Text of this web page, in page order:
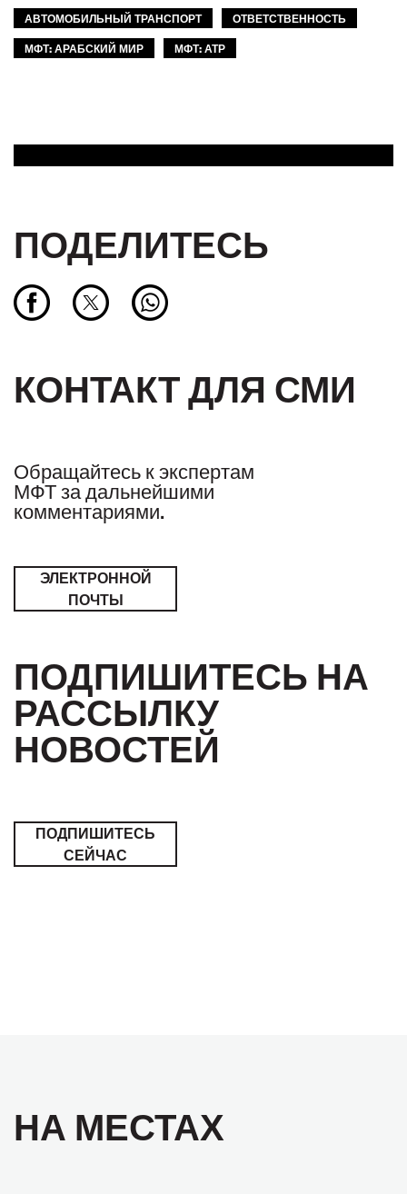
АВТОМОБИЛЬНЫЙ ТРАНСПОРТ
ОТВЕТСТВЕННОСТЬ
МФТ: АРАБСКИЙ МИР
МФТ: АТР
ПОДЕЛИТЕСЬ
КОНТАКТ ДЛЯ СМИ
Обращайтесь к экспертам
МФТ за дальнейшими
комментариями.
ЭЛЕКТРОННОЙ
ПОЧТЫ
ПОДПИШИТЕСЬ НА
РАССЫЛКУ
НОВОСТЕЙ
ПОДПИШИТЕСЬ
СЕЙЧАС
НА МЕСТАХ